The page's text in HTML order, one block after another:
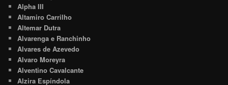
Alpha III
Altamiro Carrilho
Altemar Dutra
Alvarenga e Ranchinho
Alvares de Azevedo
Alvaro Moreyra
Alventino Cavalcante
Alzira Espíndola